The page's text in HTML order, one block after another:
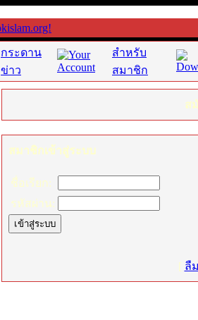
กระดาน
ข่าว
สำหรับ
สมาชิก
ส
สมาชิกเข้าสู่ระบบ
ชื่อเรียก:
รหัสผ่าน:
[ ลื